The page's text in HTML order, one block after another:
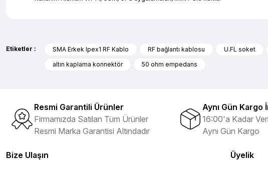
Ürün resmi kalitesiz, bozuk veya görüntülenemiyor.
Ürün fiyatı diğer sitelerden daha pahalı.
Bu ürüne benzer farklı alternatifler olmalı.
Selim Toprak | 04/08/2026
Kısa sürede geldi. Ürünler de iyi sarılmıştı. Gayet iyi
Etiketler : SMA Erkek Ipex1 RF Kablo RF bağlantı kablosu U.FL soket
altın kaplama konnektör
50 ohm empedans
Resmi Garantili Ürünler
Firmamızda Satılan Tüm Ürünler
Resmi Marka Garantisi Altındadır
Aynı Gün Kargo
16:00'a Kadar
Aynı Gün Kargo
Bize Ulaşın Üyelik